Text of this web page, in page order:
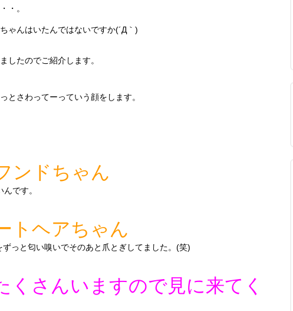
・。
ゃんはいたんではないですか(´Д｀)
したのでご紹介します。
とさわってーっていう顔をします。
ンドちゃん
です。
トヘアちゃん
っと匂い嗅いでそのあと爪とぎしてました。(笑)
くさんいますので見に来てく